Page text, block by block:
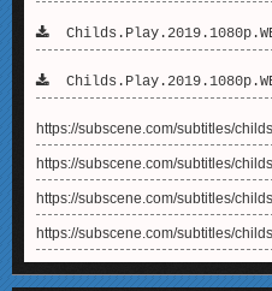
https://subscene.com/subtitles/
https://subscene.com/subtitles/
https://subscene.com/subtitles/
https://subscene.com/subtitles/